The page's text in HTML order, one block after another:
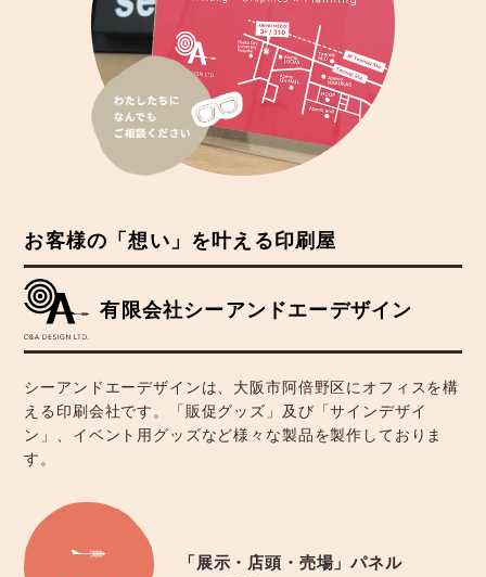
お客様の「想い」を叶える印刷屋
有限会社シーアンドエーデザイン
シーアンドエーデザインは、大阪市阿倍野区にオフィスを構
える印刷会社です。「販促グッズ」及び「サインデザイ
ン」、イベント用グッズなど様々な製品を製作しておりま
す。
「展示・店頭・売場」パネル